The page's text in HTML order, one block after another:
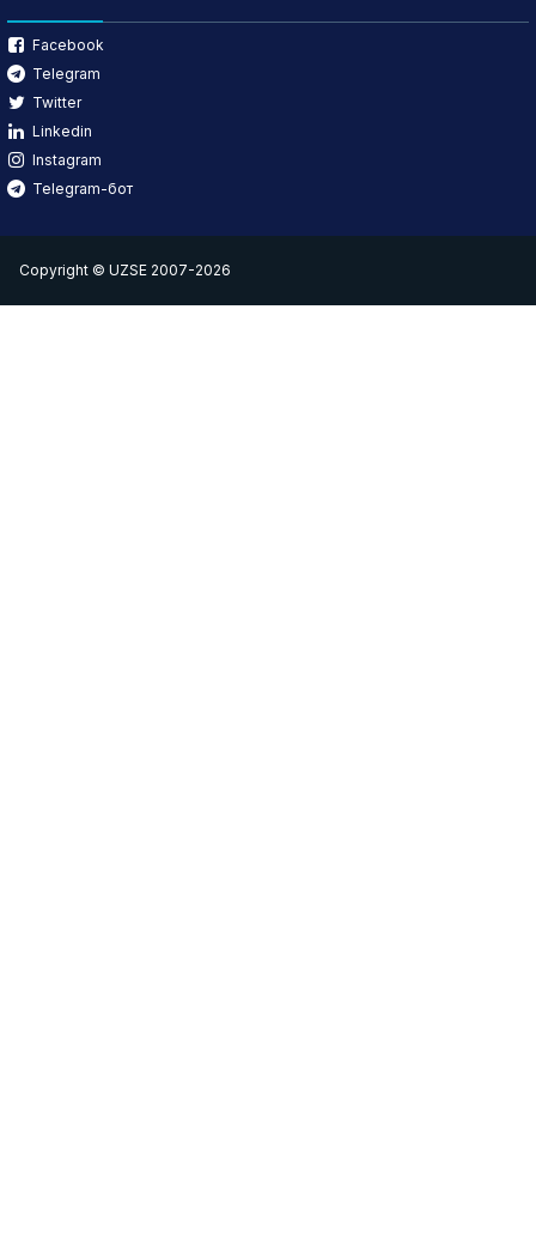
Facebook
Telegram
Twitter
Linkedin
Instagram
Telegram-бот
Copyright © UZSE 2007-2026